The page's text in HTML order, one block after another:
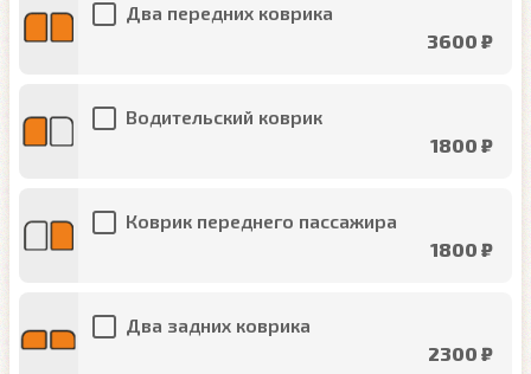
Два передних коврика
3600 ₽
Водительский коврик
1800 ₽
Коврик переднего пассажира
1800 ₽
Два задних коврика
2300 ₽